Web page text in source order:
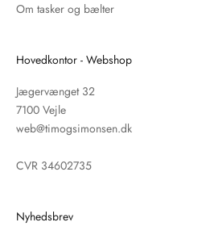
Om tasker og bælter
Hovedkontor - Webshop
Jægervænget 32
7100 Vejle
web@timogsimonsen.dk
CVR 34602735
Nyhedsbrev